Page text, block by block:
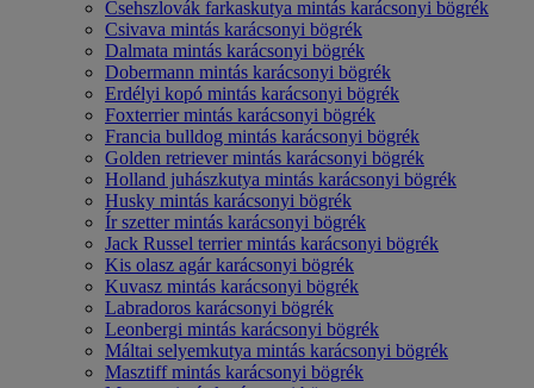
Csehszlovák farkaskutya mintás karácsonyi bögrék
Csivava mintás karácsonyi bögrék
Dalmata mintás karácsonyi bögrék
Dobermann mintás karácsonyi bögrék
Erdélyi kopó mintás karácsonyi bögrék
Foxterrier mintás karácsonyi bögrék
Francia bulldog mintás karácsonyi bögrék
Golden retriever mintás karácsonyi bögrék
Holland juhászkutya mintás karácsonyi bögrék
Husky mintás karácsonyi bögrék
Ír szetter mintás karácsonyi bögrék
Jack Russel terrier mintás karácsonyi bögrék
Kis olasz agár karácsonyi bögrék
Kuvasz mintás karácsonyi bögrék
Labradoros karácsonyi bögrék
Leonbergi mintás karácsonyi bögrék
Máltai selyemkutya mintás karácsonyi bögrék
Masztiff mintás karácsonyi bögrék